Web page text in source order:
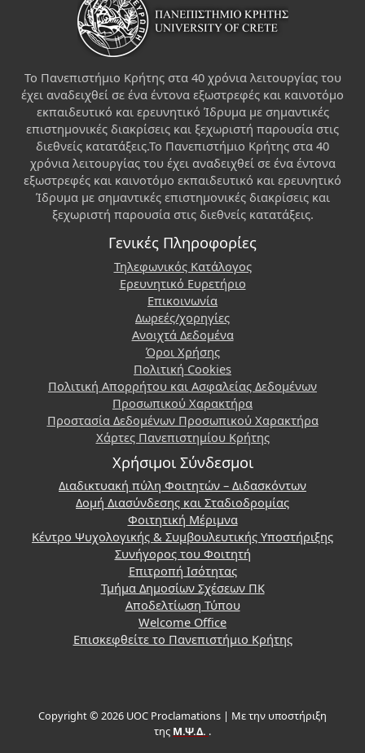
Το Πανεπιστήμιο Κρήτης στα 40 χρόνια λειτουργίας του
έχει αναδειχθεί σε ένα έντονα εξωστρεφές και καινοτόμο
εκπαιδευτικό και ερευνητικό Ίδρυμα με σημαντικές
επιστημονικές διακρίσεις και ξεχωριστή παρουσία στις
διεθνείς κατατάξεις.Το Πανεπιστήμιο Κρήτης στα 40
χρόνια λειτουργίας του έχει αναδειχθεί σε ένα έντονα
εξωστρεφές και καινοτόμο εκπαιδευτικό και ερευνητικό
Ίδρυμα με σημαντικές επιστημονικές διακρίσεις και
ξεχωριστή παρουσία στις διεθνείς κατατάξεις.
Γενικές Πληροφορίες
Τηλεφωνικός Κατάλογος
Ερευνητικό Ευρετήριο
Επικοινωνία
Δωρεές/χορηγίες
Ανοιχτά Δεδομένα
Όροι Χρήσης
Πολιτική Cookies
Πολιτική Απορρήτου και Ασφαλείας Δεδομένων
Προσωπικού Χαρακτήρα
Προστασία Δεδομένων Προσωπικού Χαρακτήρα
Χάρτες Πανεπιστημίου Κρήτης
Χρήσιμοι Σύνδεσμοι
Διαδικτυακή πύλη Φοιτητών – Διδασκόντων
Δομή Διασύνδεσης και Σταδιοδρομίας
Φοιτητική Μέριμνα
Κέντρο Ψυχολογικής & Συμβουλευτικής Υποστήριξης
Συνήγορος του Φοιτητή
Επιτροπή Ισότητας
Τμήμα Δημοσίων Σχέσεων ΠΚ
Αποδελτίωση Τύπου
Welcome Office
Επισκεφθείτε το Πανεπιστήμιο Κρήτης
Copyright © 2026 UOC Proclamations | Με την υποστήριξη
της Μ.Ψ.Δ. .